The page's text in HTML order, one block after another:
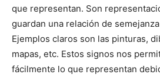
que representan. Son
guardan una relación de
Ejemplos claros son las pinturas,
mapas, etc. Estos signos nos
fácilmente lo que representan